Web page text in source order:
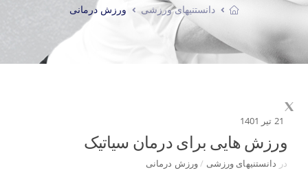
دانستنیهای ورزشی ورزش درمانی
21 تیر 1401
ورزش هایی برای درمان سیاتیک
در دانستنیهای ورزشی /ورزش درمانی